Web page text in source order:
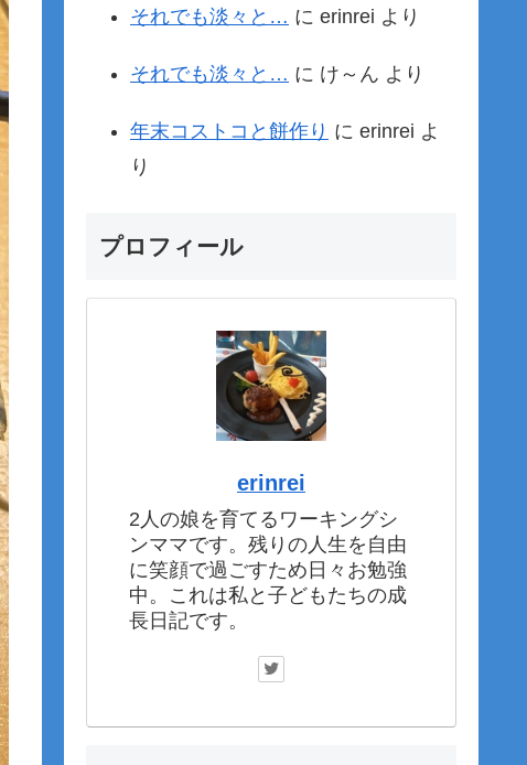
それでも淡々と… に erinrei より
それでも淡々と… に け～ん より
年末コストコと餅作り に erinrei よ
り
プロフィール
erinrei
2人の娘を育てるワーキングシ
ンママです。残りの人生を自由
に笑顔で過ごすため日々お勉強
中。これは私と子どもたちの成
長日記です。